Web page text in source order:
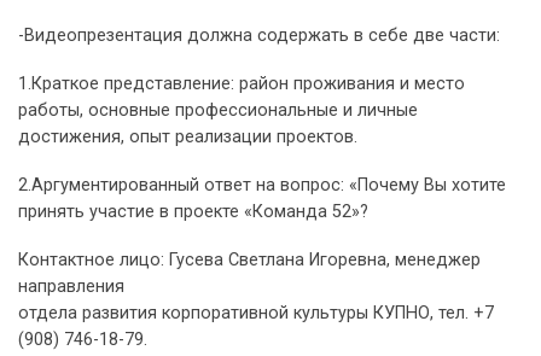
-Видеопрезентация должна содержать в себе две части:
1.Краткое представление: район проживания и место
работы, основные профессиональные и личные
достижения, опыт реализации проектов.
2.Аргументированный ответ на вопрос: «Почему Вы хотите
принять участие в проекте «Команда 52»?
Контактное лицо: Гусева Светлана Игоревна, менеджер
направления
отдела развития корпоративной культуры КУПНО, тел. +7
(908) 746-18-79.